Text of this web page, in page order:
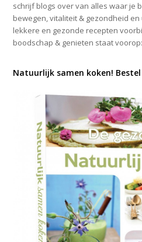
schrijf blogs over van alles waar je
bewegen, vitaliteit & gezondheid
lekkere en gezonde recepten
boodschap & genieten staat
Natuurlijk samen koken!